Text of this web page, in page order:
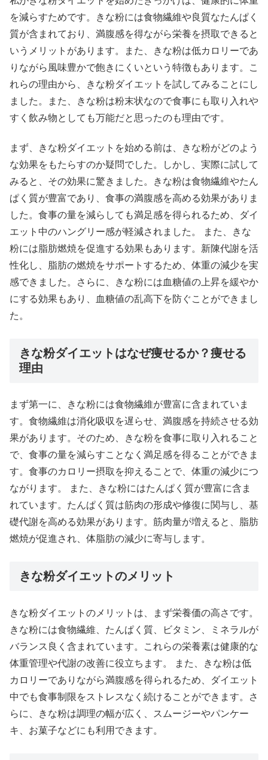
を減らすためです。きな粉には食物繊維や良質なたんぱく
質が含まれており、満腹感を得ながら栄養を摂取できると
いうメリットがあります。また、きな粉は低カロリーであ
りながら風味豊かで飽きにくいという特徴もあります。こ
れらの理由から、きな粉ダイエットを試してみることにし
ました。また、きな粉は粉末状なので食事にも取り入れや
すく飲み物としても万能だと思ったのも理由です。
まず、きな粉ダイエットを始める前は、きな粉がどのよう
な効果をもたらすのか疑問でした。しかし、実際に試して
みると、その効果に驚きました。きな粉は食物繊維やたん
ぱく質が豊富であり、食事の満腹感を高める効果がありま
した。食事の量を減らしても満足感を得られるため、ダイ
エット中のハングリー感が軽減されました。 また、きな
粉には脂肪燃焼を促進する効果もあります。新陳代謝を活
性化し、脂肪の燃焼をサポートするため、体重の減少を実
感できました。さらに、きな粉には血糖値の上昇を緩やか
にする効果もあり、血糖値の乱高下を防ぐことができまし
た。
きな粉ダイエットはなぜ痩せるか？痩せる
理由
まず第一に、きな粉には食物繊維が豊富に含まれていま
す。食物繊維は消化吸収を遅らせ、満腹感を持続させる効
果があります。そのため、きな粉を食事に取り入れること
で、食事の量を減らすことなく満足感を得ることができま
す。食事のカロリー摂取を抑えることで、体重の減少につ
ながります。 また、きな粉にはたんぱく質が豊富に含ま
れています。たんぱく質は筋肉の形成や修復に関与し、基
礎代謝を高める効果があります。筋肉量が増えると、脂肪
燃焼が促進され、体脂肪の減少に寄与します。
きな粉ダイエットのメリット
きな粉ダイエットのメリットは、まず栄養価の高さです。
きな粉には食物繊維、たんぱく質、ビタミン、ミネラルが
バランス良く含まれています。これらの栄養素は健康的な
体重管理や代謝の改善に役立ちます。 また、きな粉は低
カロリーでありながら満腹感を得られるため、ダイエット
中でも食事制限をストレスなく続けることができます。さ
らに、きな粉は調理の幅が広く、スムージーやパンケー
キ、お菓子などにも利用できます。